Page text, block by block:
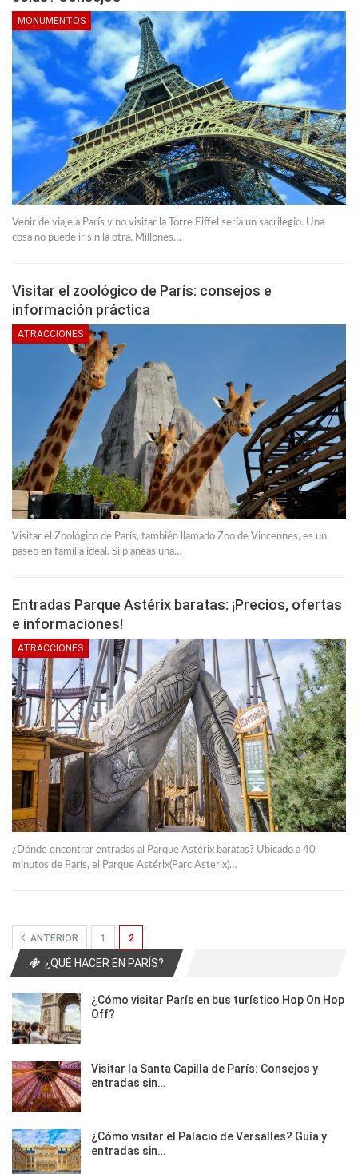
MONUMENTOS
Venir de viaje a París y no visitar la Torre Eiffel sería un sacrilegio. Una
cosa no puede ir sin la otra. Millones…
Visitar el zoológico de París: consejos e
información práctica
ATRACCIONES
Visitar el Zoológico de París, también llamado Zoo de Vincennes, es un
paseo en familia ideal. Si planeas una…
Entradas Parque Astérix baratas: ¡Precios, ofertas
e informaciones!
ATRACCIONES
¿Dónde encontrar entradas al Parque Astérix baratas? Ubicado a 40
minutos de París, el Parque Astérix(Parc Asterix)…
ANTERIOR 1 2
¿QUÉ HACER EN PARÍS?
¿Cómo visitar París en bus turístico Hop On Hop
Off?
Visitar la Santa Capilla de París: Consejos y
entradas sin…
¿Cómo visitar el Palacio de Versalles? Guía y
entradas sin…